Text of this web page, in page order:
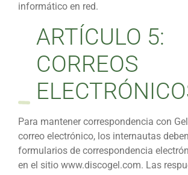
informático en red.
ARTÍCULO 5:
CORREOS
Para mantener correspondencia con
correo electrónico, los internautas
formularios de correspondencia
en el sitio www.discogel.com. Las